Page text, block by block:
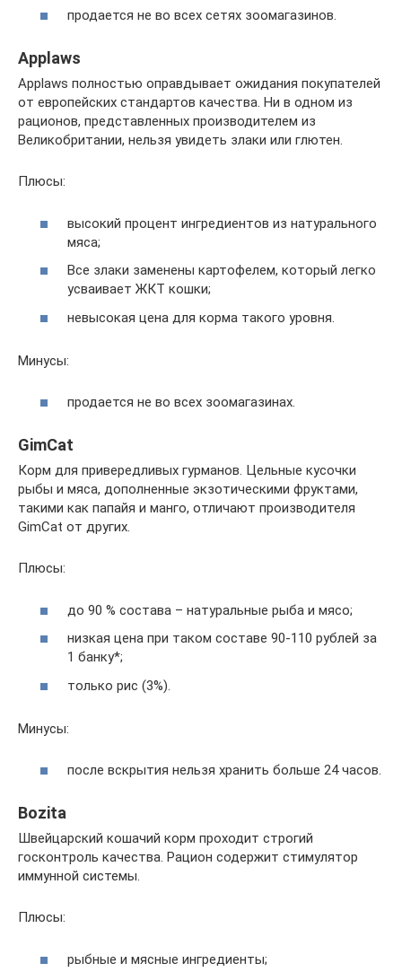
продается не во всех сетях зоомагазинов.
Applaws
Applaws полностью оправдывает ожидания покупателей
от европейских стандартов качества. Ни в одном из
рационов, представленных производителем из
Великобритании, нельзя увидеть злаки или глютен.
Плюсы:
высокий процент ингредиентов из натурального
мяса;
Все злаки заменены картофелем, который легко
усваивает ЖКТ кошки;
невысокая цена для корма такого уровня.
Минусы:
продается не во всех зоомагазинах.
GimCat
Корм для привередливых гурманов. Цельные кусочки
рыбы и мяса, дополненные экзотическими фруктами,
такими как папайя и манго, отличают производителя
GimCat от других.
Плюсы:
до 90 % состава – натуральные рыба и мясо;
низкая цена при таком составе 90-110 рублей за
1 банку*;
только рис (3%).
Минусы:
после вскрытия нельзя хранить больше 24 часов.
Bozita
Швейцарский кошачий корм проходит строгий
госконтроль качества. Рацион содержит стимулятор
иммунной системы.
Плюсы:
рыбные и мясные ингредиенты;